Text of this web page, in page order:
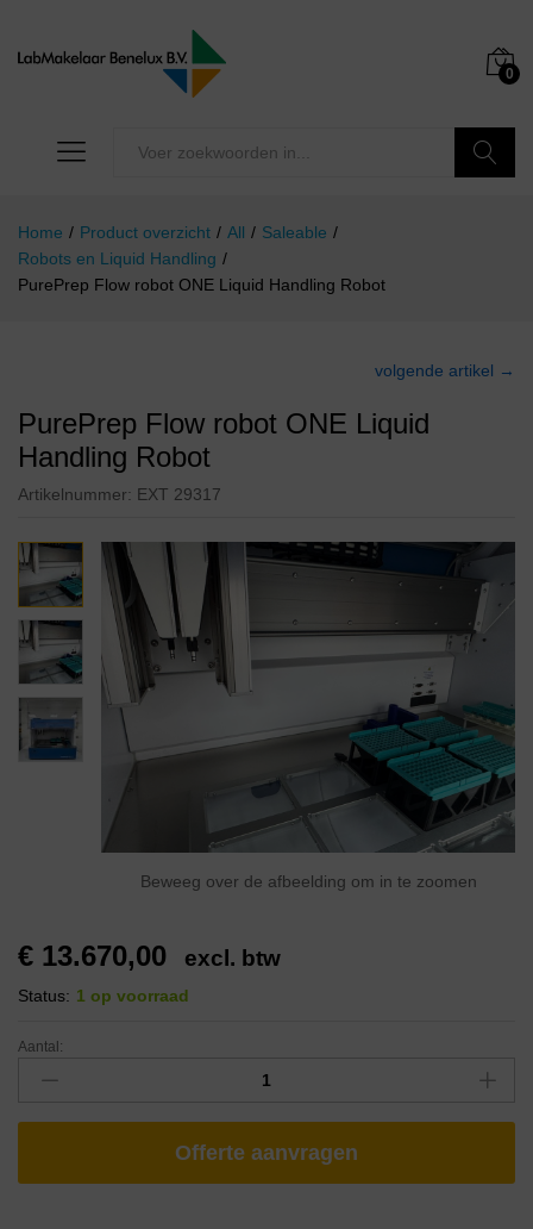
0
Home / Product overzicht / All / Saleable /
Robots en Liquid Handling /
PurePrep Flow robot ONE Liquid Handling Robot
volgende artikel →
PurePrep Flow robot ONE Liquid
Handling Robot
Artikelnummer: EXT 29317
Beweeg over de afbeelding om in te zoomen
€ 13.670,00 excl. btw
Status: 1 op voorraad
Aantal:
Offerte aanvragen